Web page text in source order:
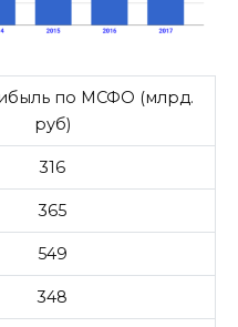
по МСФО (млрд.
руб)
316
365
549
348